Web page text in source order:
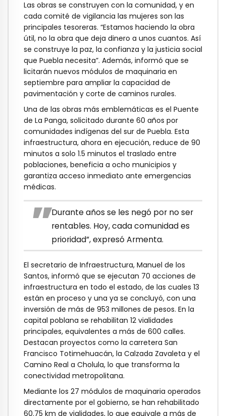
Las obras se construyen con la comunidad, y en
cada comité de vigilancia las mujeres son las
principales tesoreras. “Estamos haciendo la obra
útil, no la obra que deja dinero a unos cuantos. Así
se construye la paz, la confianza y la justicia social
que Puebla necesita”. Además, informó que se
licitarán nuevos módulos de maquinaria en
septiembre para ampliar la capacidad de
pavimentación y corte de caminos rurales.
Una de las obras más emblemáticas es el Puente
de La Panga, solicitado durante 60 años por
comunidades indígenas del sur de Puebla. Esta
infraestructura, ahora en ejecución, reduce de 90
minutos a solo 1.5 minutos el traslado entre
poblaciones, beneficia a ocho municipios y
garantiza acceso inmediato ante emergencias
médicas.
Durante años se les negó por no ser
rentables. Hoy, cada comunidad es
prioridad”, expresó Armenta.
El secretario de Infraestructura, Manuel de los
Santos, informó que se ejecutan 70 acciones de
infraestructura en todo el estado, de las cuales 13
están en proceso y una ya se concluyó, con una
inversión de más de 953 millones de pesos. En la
capital poblana se rehabilitan 12 vialidades
principales, equivalentes a más de 600 calles.
Destacan proyectos como la carretera San
Francisco Totimehuacán, la Calzada Zavaleta y el
Camino Real a Cholula, lo que transforma la
conectividad metropolitana.
Mediante los 27 módulos de maquinaria operados
directamente por el gobierno, se han rehabilitado
60.75 km de vialidades, lo que equivale a más de